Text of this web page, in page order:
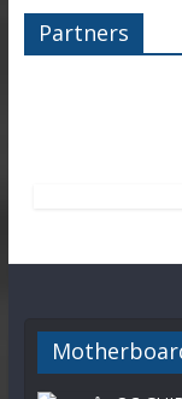
Partners